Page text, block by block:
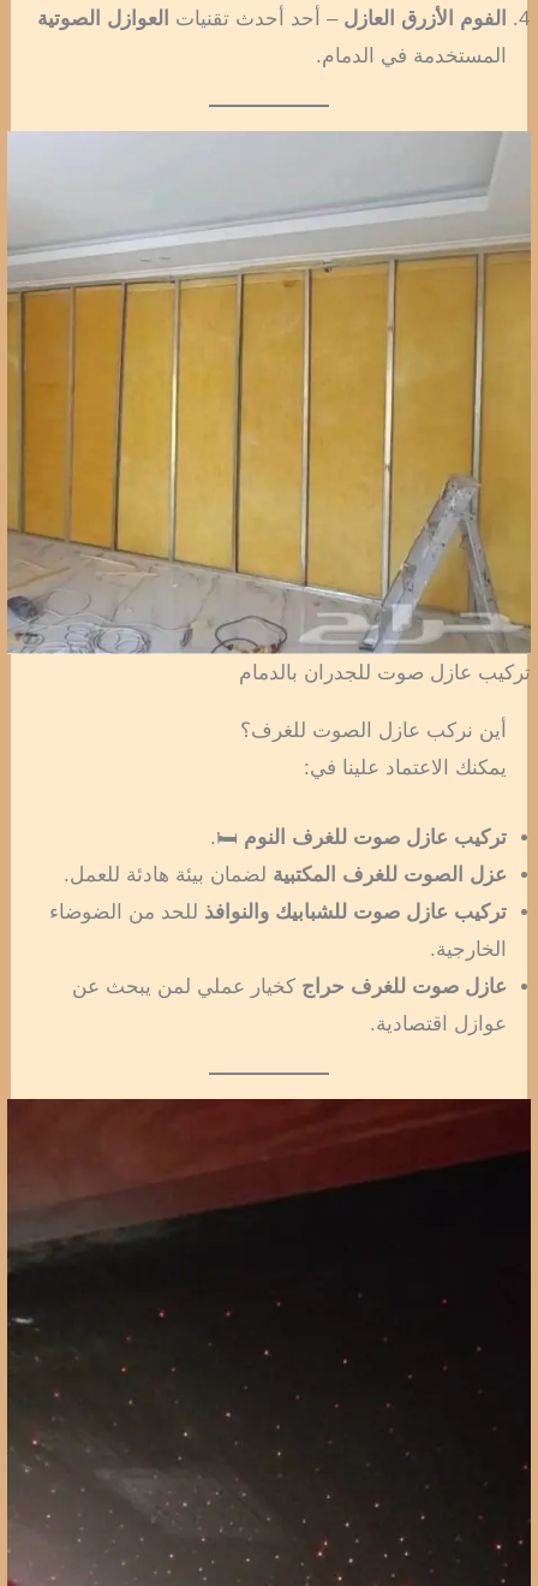
الفوم الأزرق العازل – أحد أحدث تقنيات العوازل الصوتية
المستخدمة في الدمام.
تركيب عازل صوت للجدران بالدمام
أين نركب عازل الصوت للغرف؟
يمكنك الاعتماد علينا في:
تركيب عازل صوت للغرف النوم 🛏️.
عزل الصوت للغرف المكتبية لضمان بيئة هادئة للعمل.
تركيب عازل صوت للشبابيك والنوافذ للحد من الضوضاء
الخارجية.
عازل صوت للغرف حراج كخيار عملي لمن يبحث عن
عوازل اقتصادية.